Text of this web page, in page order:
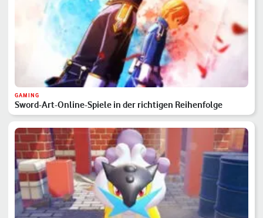
GAMING
Sword-Art-Online-Spiele in der richtigen Reihenfolge